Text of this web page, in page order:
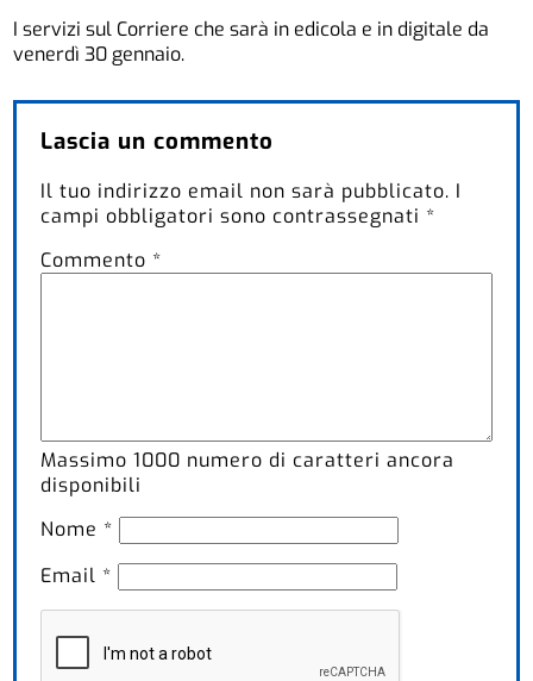
I servizi sul Corriere che sarà in edicola e in digitale da
venerdì 30 gennaio.
Lascia un commento
Il tuo indirizzo email non sarà pubblicato. I
campi obbligatori sono contrassegnati *
Commento *
Massimo1000 numero di caratteri ancora
disponibili
Nome *
Email *